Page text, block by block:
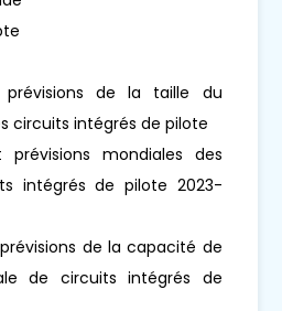
prévisions de la taille du
circuits intégrés de pilote
prévisions mondiales des
intégrés de pilote 2023-
de la capacité de
de circuits intégrés de